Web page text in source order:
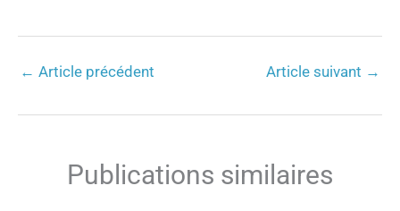
← Article précédent Article suivant →
Publications similaires